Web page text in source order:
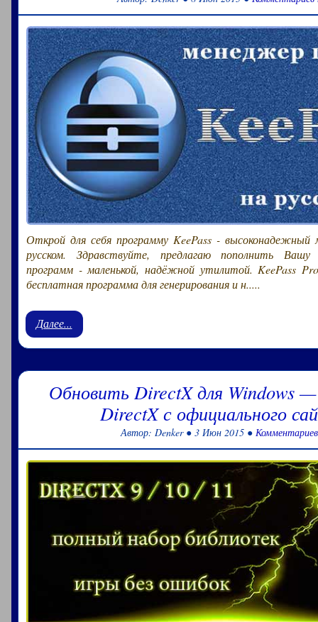
Открой для себя программу KeePass - высоконадежный
русском. Здравствуйте, предлагаю пополнить Вашу
программ - маленькой, надёжной утилитой. KeePass
бесплатная программа для генерирования и н.....
Далее...
Обновить DirectX для Windows
DirectX с официального
Автор: Denker ● 3 Июн 2015 ●